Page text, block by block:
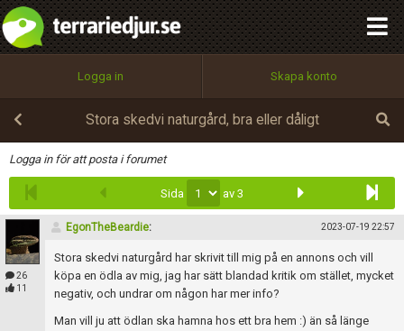
Logga in Skapa konto
Stora skedvi naturgård, bra eller dåligt
Logga in för att posta i forumet
Sida av 3
26
11
EgonTheBeardie: 2023-07-19 22:57
Stora skedvi naturgård har skrivit till mig på en annons och vill
köpa en ödla av mig, jag har sätt blandad kritik om stället, mycket
negativ, och undrar om någon har mer info?
Man vill ju att ödlan ska hamna hos ett bra hem :) än så länge
Infoga
Utför
100%
OK
integritetspolicy
Namn:
Epost:
Användarnamn:
Lösenord:
Begär nytt lösenord
Tillbaka till förstasidan